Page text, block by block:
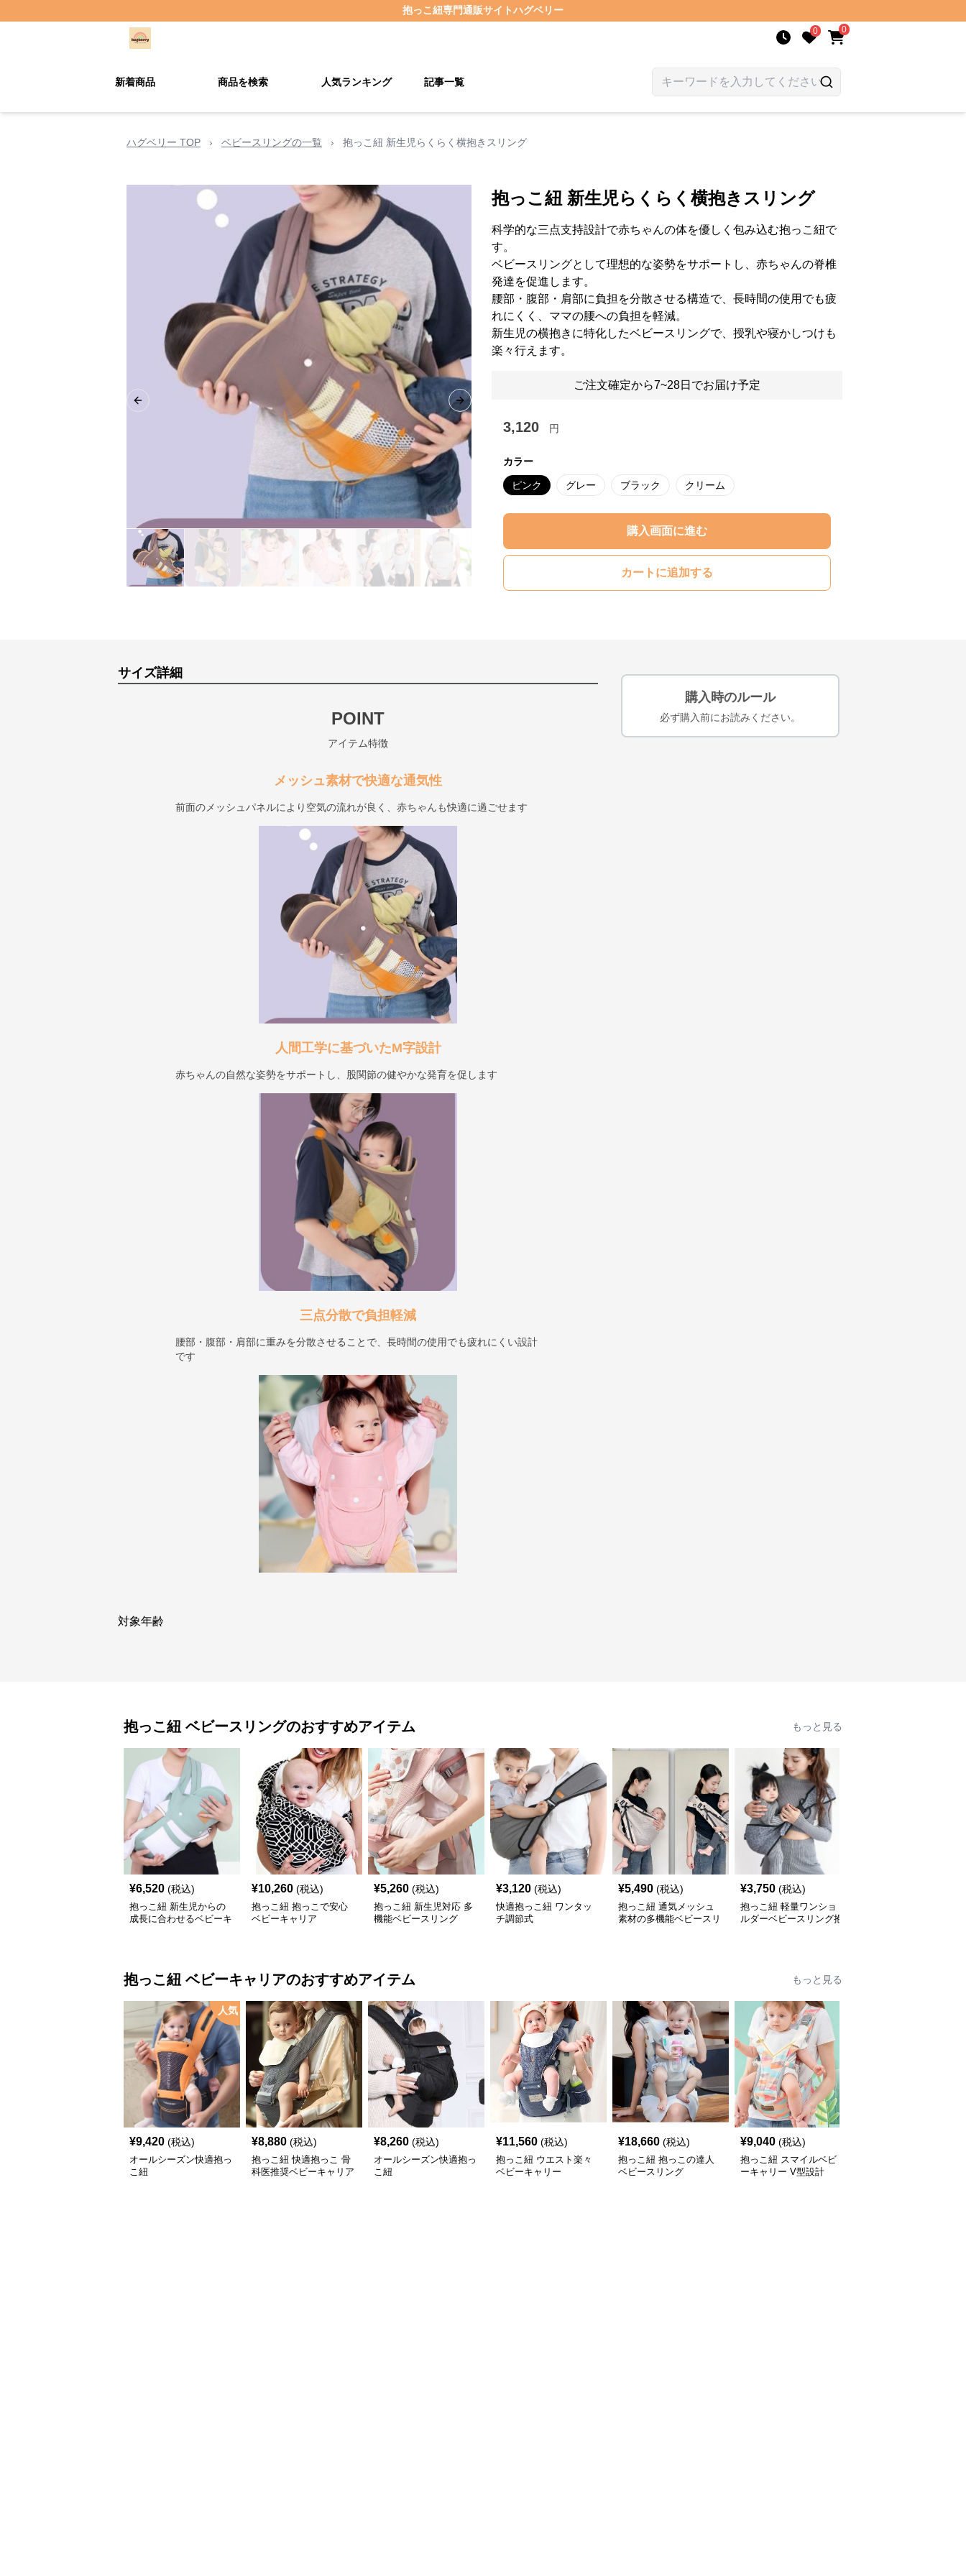
抱っこ紐専門通販サイトハグベリー
0 0
新着商品 商品を検索 人気ランキング 記事一覧
ハグベリー TOP › ベビースリングの一覧 › 抱っこ紐 新生児らくらく横抱きスリング
Previous slide Next slide
抱っこ紐 新生児らくらく横抱きスリング
科学的な三点支持設計で赤ちゃんの体を優しく包み込む抱っこ紐で
す。
ベビースリングとして理想的な姿勢をサポートし、赤ちゃんの脊椎
発達を促進します。
腰部・腹部・肩部に負担を分散させる構造で、長時間の使用でも疲
れにくく、ママの腰への負担を軽減。
新生児の横抱きに特化したベビースリングで、授乳や寝かしつけも
楽々行えます。
ご注文確定から7~28日でお届け予定
3,120 円
カラー
ピンク グレー ブラック クリーム
購入画面に進む
カートに追加する
サイズ詳細
POINT
アイテム特徴
メッシュ素材で快適な通気性
前面のメッシュパネルにより空気の流れが良く、赤ちゃんも快適に過ごせます
人間工学に基づいたM字設計
赤ちゃんの自然な姿勢をサポートし、股関節の健やかな発育を促します
三点分散で負担軽減
腰部・腹部・肩部に重みを分散させることで、長時間の使用でも疲れにくい設計
です
対象年齢
購入時のルール
必ず購入前にお読みください。
抱っこ紐 ベビースリングのおすすめアイテム もっと見る
¥6,520 (税込)
抱っこ紐 新生児からの
成長に合わせるベビーキ
¥10,260 (税込)
抱っこ紐 抱っこで安心
ベビーキャリア
¥5,260 (税込)
抱っこ紐 新生児対応 多
機能ベビースリング
¥3,120 (税込)
快適抱っこ紐 ワンタッ
チ調節式
¥5,490 (税込)
抱っこ紐 通気メッシュ
素材の多機能ベビースリ
¥3,750 (税込)
抱っこ紐 軽量ワンショ
ルダーベビースリング抱
抱っこ紐 ベビーキャリアのおすすめアイテム もっと見る
人気
¥9,420 (税込)
オールシーズン快適抱っ
こ紐
¥8,880 (税込)
抱っこ紐 快適抱っこ 骨
科医推奨ベビーキャリア
¥8,260 (税込)
オールシーズン快適抱っ
こ紐
¥11,560 (税込)
抱っこ紐 ウエスト楽々
ベビーキャリー
¥18,660 (税込)
抱っこ紐 抱っこの達人
ベビースリング
¥9,040 (税込)
抱っこ紐 スマイルベビ
ーキャリー V型設計